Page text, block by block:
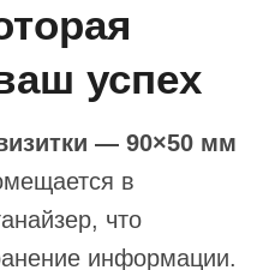
успех
— 90×50 мм
в
что
информации.